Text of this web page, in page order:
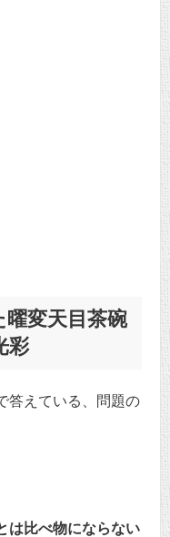
変天目茶碗
彩
答えている、問題の
は比べ物にならない